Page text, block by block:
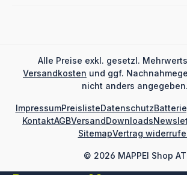
Alle Preise exkl. gesetzl.
Versandkosten und ggf.
nicht anders angegeben.
© 2026 MAPPEI Shop AT
ImpressumPreislisteDatenschutz
KontaktAGBVersandDownloads
SitemapVertrag